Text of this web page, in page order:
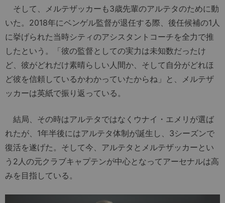
そして、メルテザッカーも3歳先輩のアルテタのために動
いた。2018年にベンゲル監督が退任する際、後任候補の1人
に挙げられた当時シティのアシスタントコーチを全力で推
したという。「彼の監督としての実力は未知数だったけ
ど、彼がどれだけ素晴らしい人間か、そして自分がどれほ
ど彼を信頼しているかわかっていたからね」と、メルテザ
ッカーは英紙で振り返っている。
結局、その時はアルテタではなくウナイ・エメリが選ば
れたが、1年半後にはアルテタ体制が誕生し、3シーズンで
復活を遂げた。そして今、アルテタとメルテザッカーとい
う2人の元クラブキャプテンが中心となってアーセナルは高
みを目指している。